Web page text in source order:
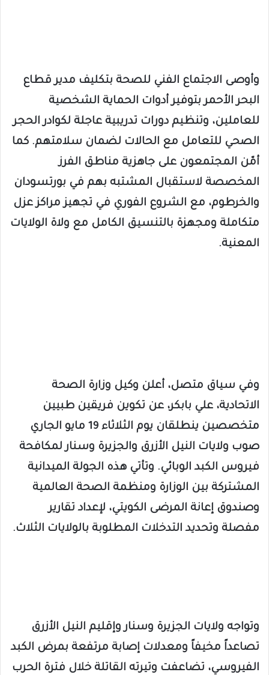
​وأوصى الاجتماع الفني للصحة بتكليف مدير قطاع
البحر الأحمر بتوفير أدوات الحماية الشخصية
للعاملين، وتنظيم دورات تدريبية عاجلة لكوادر الحجر
الصحي للتعامل مع الحالات لضمان سلامتهم. كما
أمّن المجتمعون على جاهزية مناطق الفرز
المخصصة لاستقبال المشتبه بهم في بورتسودان
والخرطوم، مع الشروع الفوري في تجهيز مراكز عزل
متكاملة ومجهزة بالتنسيق الكامل مع ولاة الولايات
المعنية.
​وفي سياق متصل، أعلن وكيل وزارة الصحة
الاتحادية، علي بابكر، عن تكوين فريقين طبيين
متخصصين ينطلقان يوم الثلاثاء 19 مايو الجاري
صوب ولايات النيل الأزرق والجزيرة وسنار لمكافحة
فيروس الكبد الوبائي. وتأتي هذه الجولة الميدانية
المشتركة بين الوزارة ومنظمة الصحة العالمية
وصندوق إعانة المرضى الكويتي، لإعداد تقارير
مفصلة وتحديد التدخلات المطلوبة بالولايات الثلاث.
​وتواجه ولايات الجزيرة وسنار وإقليم النيل الأزرق
تصاعداً مخيفاً ومعدلات إصابة مرتفعة بمرض الكبد
الفيروسي، تضاعفت وتيرته القاتلة خلال فترة الحرب